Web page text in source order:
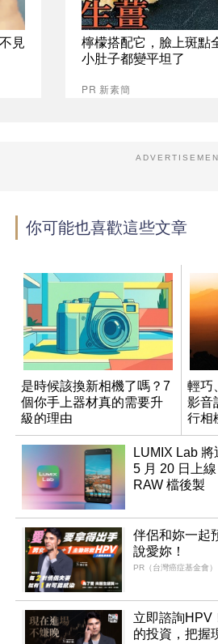
見
檸檬搭配它，臉上斑點
小肚子都變平坦了
PR 新素簡
你可能也喜歡這些文章
是時候該換新相機了嗎？7
個你手上器材真的需要升
級的理由
輕巧
影音
行相
LUMIX Lab
5 月 20 日上
RAW 檔後製
伴侶和妳一起
說愛妳！
PR（台灣癌症基金會）
立即諮詢HPV
的投資，把握